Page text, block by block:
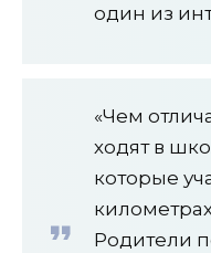
один из
«Чем
ходят в
которые
Родители